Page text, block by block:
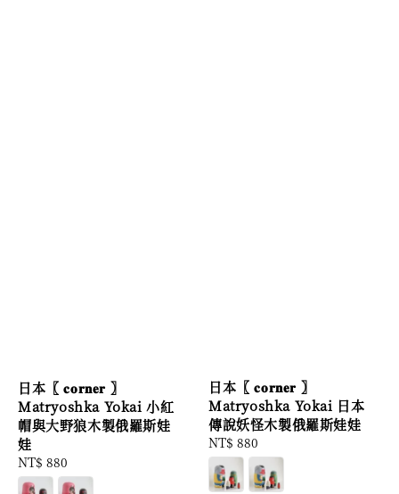
日本〖 𝐜𝐨𝐫𝐧𝐞𝐫 〗
Matryoshka Yokai 小紅
帽與大野狼木製俄羅斯娃
娃
Regular
price
NT$ 880
日本〖 𝐜𝐨𝐫𝐧𝐞𝐫 〗
Matryoshka Yokai 日本
傳說妖怪木製俄羅斯娃娃
Regular
price
NT$ 880